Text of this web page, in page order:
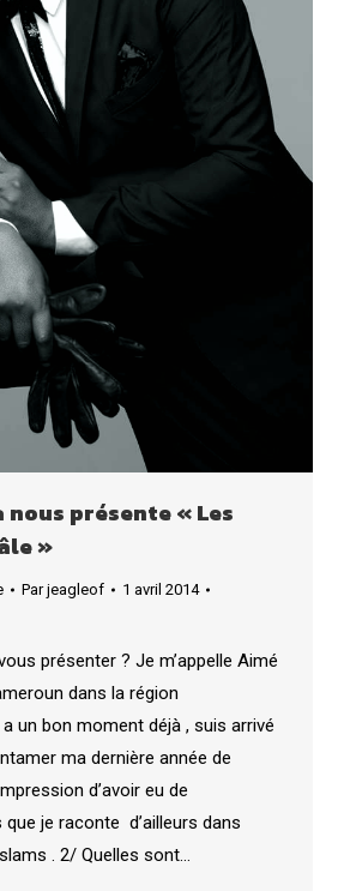
nous présente « Les
»
Parjeagleof
1 avril 2014
présenter ? Je m’appelle Aimé
dans la région
un bon moment déjà , suis arrivé
ma dernière année de
d’avoir eu de
je raconte d’ailleurs dans
. 2/ Quelles sont…